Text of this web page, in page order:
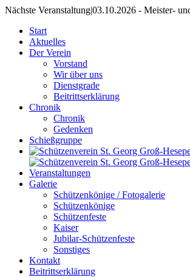
Nächste Veranstaltung|03.10.2026 - Meister-
Start
Aktuelles
Der Verein
Vorstand
Wir über uns
Dienstgrade
Beitrittserklärung
Chronik
Chronik
Gedenken
Schießgruppe
Veranstaltungen
Galerie
Schützenkönige / Fotogalerie
Schützenkönige
Schützenfeste
Kaiser
Jubilar-Schützenfeste
Sonstiges
Kontakt
Beitrittserklärung